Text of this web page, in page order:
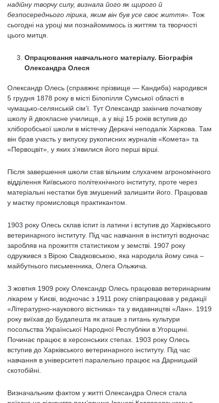
надійну творчу силу, визнала його як щирого й
безпосереднього лірика, яким він був усе своє життя». Тож
сьогодні на уроці ми познайомимось із життям та творчості
цього митця.
Опрацювання навчального матеріалу. Біографія
Олександра Олеся
Олександр Олесь (справжнє прізвище — Кандиба) народився
5 грудня 1878 року в місті Білопілля Сумської області в
чумацько-селянській сім’ї. Тут Олександр закінчив початкову
школу й двокласне училище, а у віці 15 років вступив до
хліборобської школи в містечку Деркачі неподалік Харкова. Там
він брав участь у випуску рукописних журналів «Комета» та
«Первоцвіт», у яких з’явилися його перші вірші.
Після завершення школи став вільним слухачем агрономічного
відділення Київського політехнічного інституту, проте через
матеріальні нестатки був змушений залишити його. Працював
у маєтку промисловця практикантом.
1903 року Олесь склав іспит із латини і вступив до Харківського
ветеринарного інституту. Під час навчання в інституті водночас
заробляв на прожиття статистиком у земстві. 1907 року
одружився з Вірою Свадковською, яка народила йому сина –
майбутнього письменника, Олега Ольжича.
З жовтня 1909 року Олександр Олесь працював ветеринарним
лікарем у Києві, водночас з 1911 року співпрацював у редакції
«Літературно-наукового вістника» та у видавництві «Лан». 1919
року виїхав до Будапешта як аташе з питань культури
посольства Української Народної Республіки в Угорщині.
Починає працює в херсонських степах. 1903 року Олесь
вступив до Харківського ветеринарного інституту. Під час
навчання в університеті паралельно працює на Дарницькій
скотобійні.
Визначальним фактом у житті Олександра Олеся стала